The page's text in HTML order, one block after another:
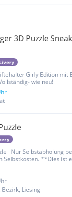
3D Puzzle
Girly Edition mit
wie neu!
Nur Selbstabholung
Selbstkosten. **Dies ist
Bezirk, Liesing